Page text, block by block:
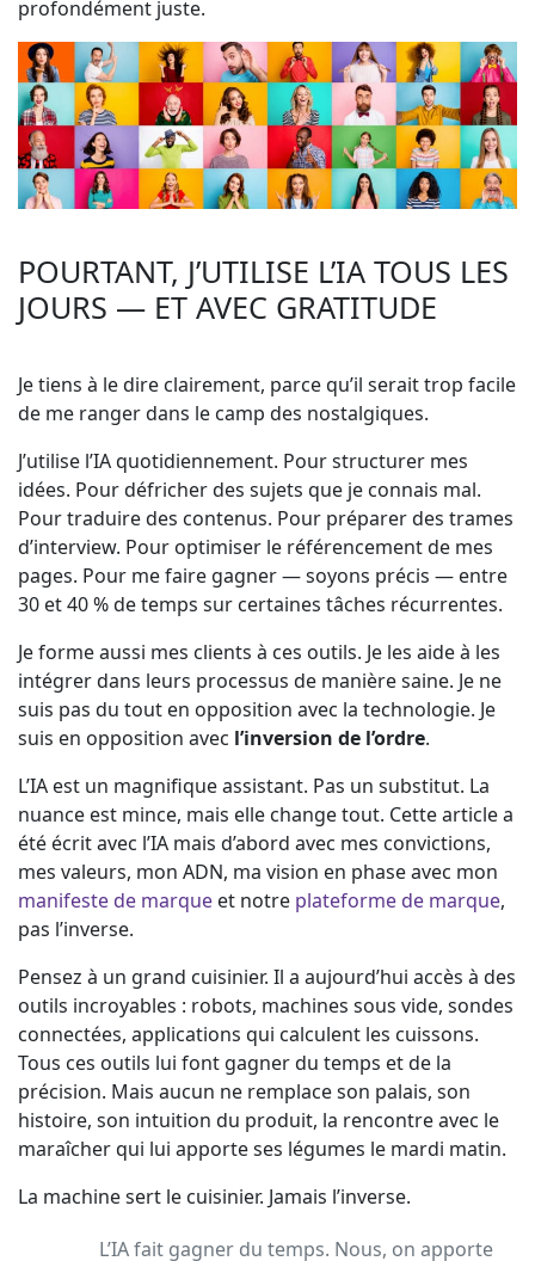
profondément juste.
POURTANT, J’UTILISE L’IA TOUS LES
JOURS — ET AVEC GRATITUDE
Je tiens à le dire clairement, parce qu’il serait trop facile
de me ranger dans le camp des nostalgiques.
J’utilise l’IA quotidiennement. Pour structurer mes
idées. Pour défricher des sujets que je connais mal.
Pour traduire des contenus. Pour préparer des trames
d’interview. Pour optimiser le référencement de mes
pages. Pour me faire gagner — soyons précis — entre
30 et 40 % de temps sur certaines tâches récurrentes.
Je forme aussi mes clients à ces outils. Je les aide à les
intégrer dans leurs processus de manière saine. Je ne
suis pas du tout en opposition avec la technologie. Je
suis en opposition avec l’inversion de l’ordre.
L’IA est un magnifique assistant. Pas un substitut. La
nuance est mince, mais elle change tout. Cette article a
été écrit avec l’IA mais d’abord avec mes convictions,
mes valeurs, mon ADN, ma vision en phase avec mon
manifeste de marque et notre plateforme de marque,
pas l’inverse.
Pensez à un grand cuisinier. Il a aujourd’hui accès à des
outils incroyables : robots, machines sous vide, sondes
connectées, applications qui calculent les cuissons.
Tous ces outils lui font gagner du temps et de la
précision. Mais aucun ne remplace son palais, son
histoire, son intuition du produit, la rencontre avec le
maraîcher qui lui apporte ses légumes le mardi matin.
La machine sert le cuisinier. Jamais l’inverse.
L’IA fait gagner du temps. Nous, on apporte